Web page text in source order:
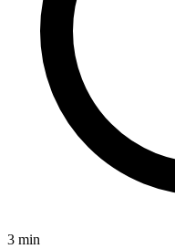
3 min